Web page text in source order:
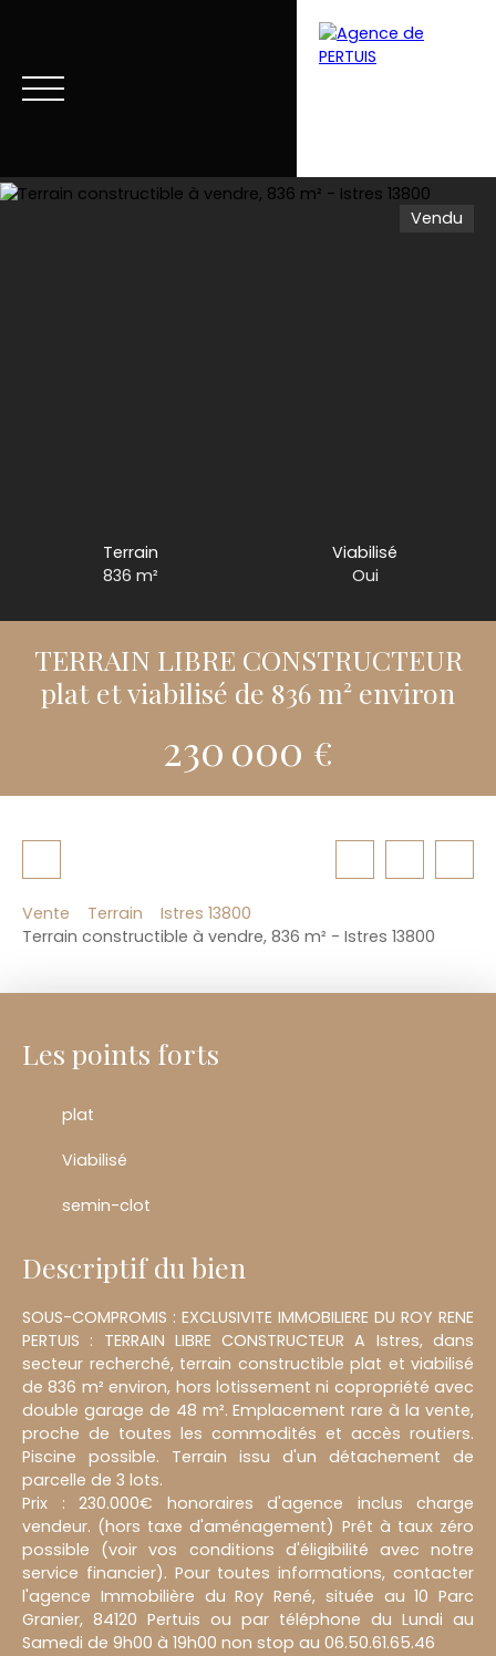
Vendu
Terrain
836m²
Viabilisé
Oui
TERRAIN LIBRE CONSTRUCTEUR
plat et viabilisé de 836 m² environ
230 000 €
Vente Terrain
Istres 13800
Terrain constructible à vendre, 836 m² - Istres 13800
Les points forts
plat
Viabilisé
semin-clot
Descriptif du bien
SOUS-COMPROMIS : EXCLUSIVITE IMMOBILIERE DU ROY RENE
PERTUIS : TERRAIN LIBRE CONSTRUCTEUR A Istres, dans
secteur recherché, terrain constructible plat et viabilisé
de 836 m² environ, hors lotissement ni copropriété avec
double garage de 48 m². Emplacement rare à la vente,
proche de toutes les commodités et accès routiers.
Piscine possible. Terrain issu d'un détachement de
parcelle de 3 lots.
Prix : 230.000€ honoraires d'agence inclus charge
vendeur. (hors taxe d'aménagement) Prêt à taux zéro
possible (voir vos conditions d'éligibilité avec notre
service financier). Pour toutes informations, contacter
l'agence Immobilière du Roy René, située au 10 Parc
Granier, 84120 Pertuis ou par téléphone du Lundi au
Samedi de 9h00 à 19h00 non stop au 06.50.61.65.46